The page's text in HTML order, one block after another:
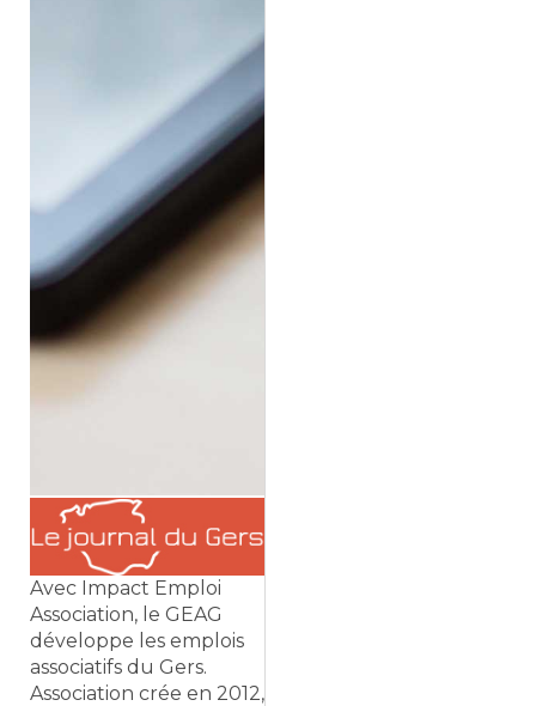
Avec Impact Emploi
Association, le GEAG
développe les emplois
associatifs du Gers.
Association crée en 2012,